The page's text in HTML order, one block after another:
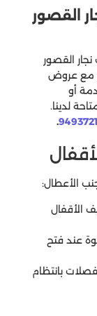
القصور
القصور
مع عروض
أو
لدينا.
.
الأعطال:
الأقفال
عند فتح
بانتظام